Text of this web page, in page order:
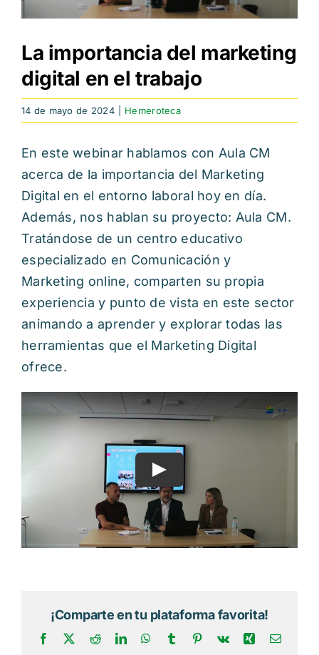
Mediateca
Contacto
La importancia del marketing
digital en el trabajo
14 de mayo de 2024 Hemeroteca
En este webinar hablamos con Aula CM
acerca de la importancia del Marketing
Digital en el entorno laboral hoy en día.
Además, nos hablan su proyecto: Aula CM.
Tratándose de un centro educativo
especializado en Comunicación y
Marketing online, comparten su propia
experiencia y punto de vista en este sector
animando a aprender y explorar todas las
herramientas que el Marketing Digital
ofrece.
Play
¡Comparte en tu plataforma favorita!
Facebook RedditLinkedInWhatsApp
Tumblr Pinterest
Vk XingCorreo